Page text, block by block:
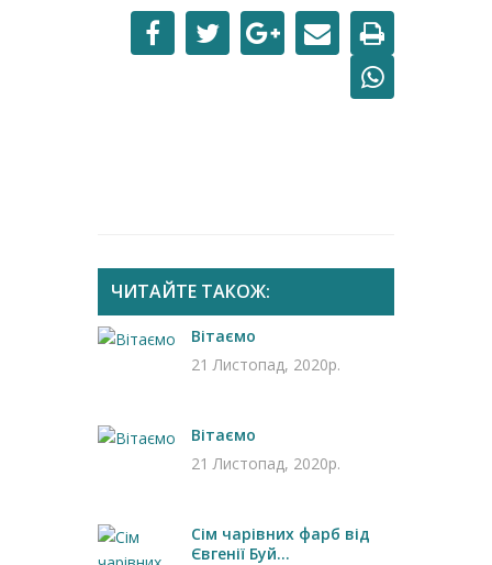
ЧИТАЙТЕ ТАКОЖ:
Вітаємо
21 Листопад, 2020р.
Вітаємо
21 Листопад, 2020р.
Сім чарівних фарб від
Євгенії Буй...